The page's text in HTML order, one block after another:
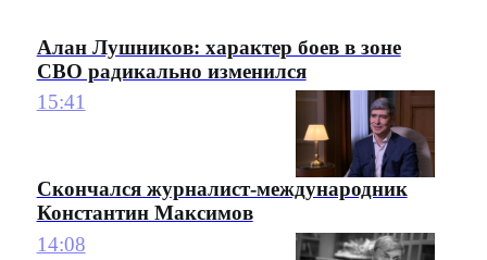
Алан Лушников: характер боев в зоне
СВО радикально изменился
15:41
Скончался журналист-международник
Константин Максимов
14:08